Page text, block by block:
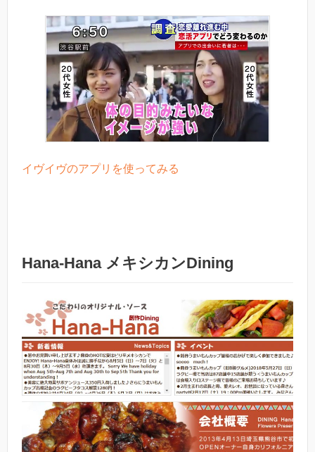
イヴイヴのアプリを使ってみる
Hana-Hana メキシカンDining